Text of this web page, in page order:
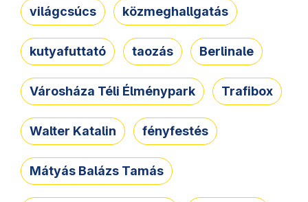
világcsúcs közmeghallgatás
kutyafuttató taozás Berlinale
Városháza Téli Élménypark Trafibox
Walter Katalin fényfestés
Mátyás Balázs Tamás